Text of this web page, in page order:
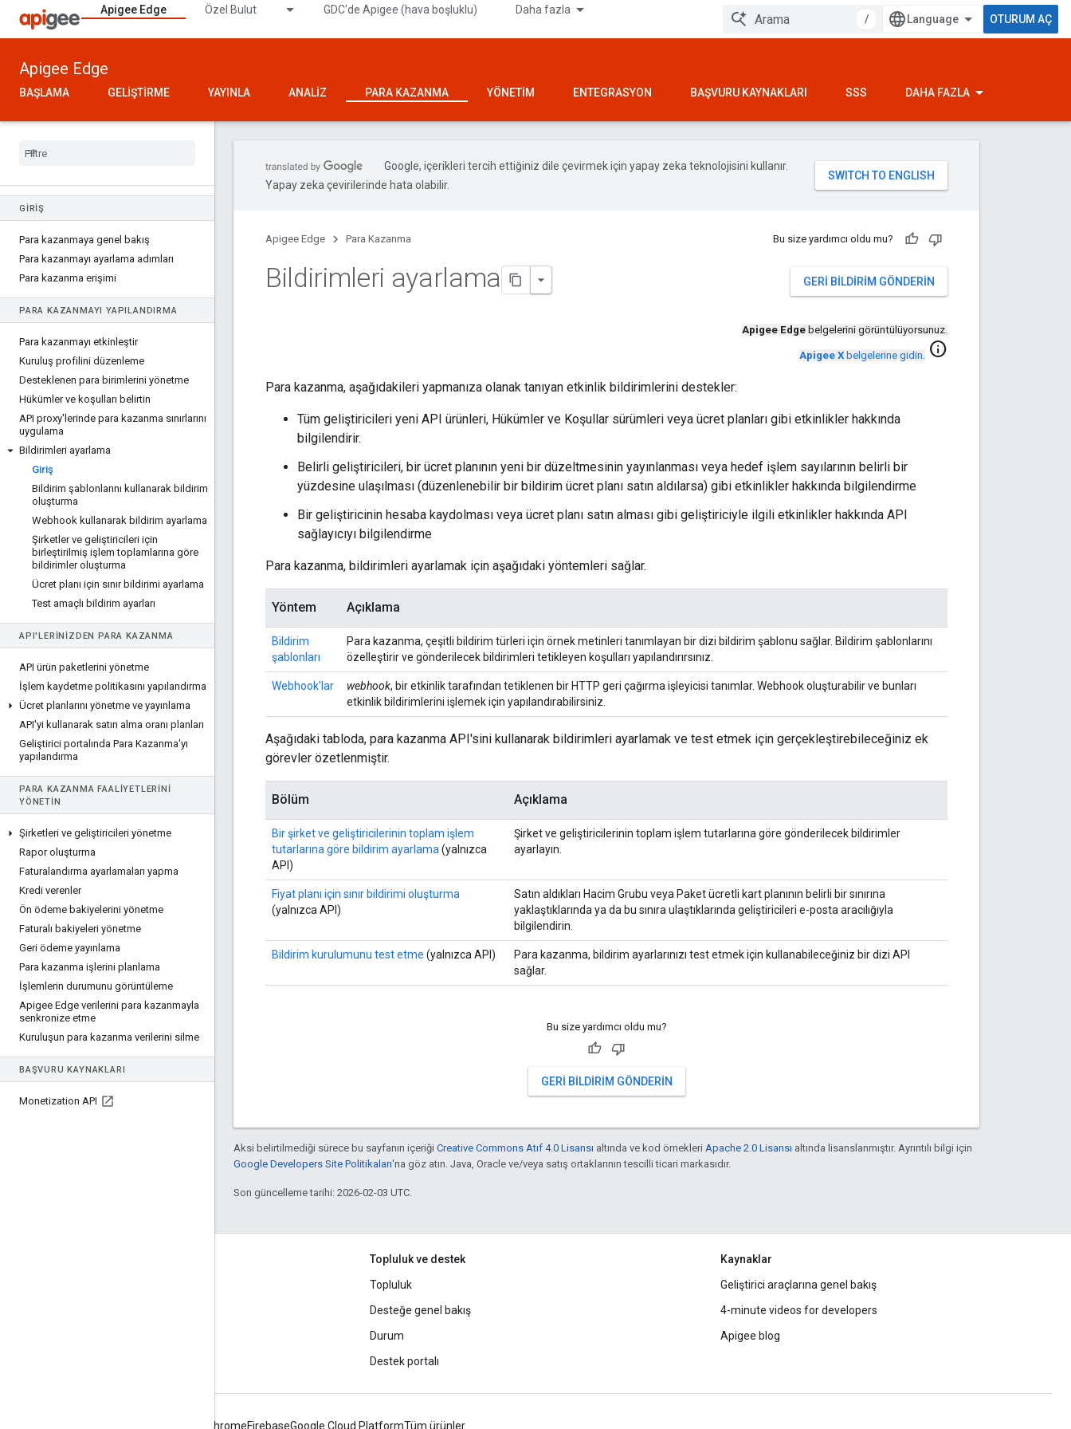
Apigee Edge Özel Bulut GDC'de Apigee (hava boşluklu) Daha fazla
/ OTURUM AÇ
Apigee Edge
BAŞLAMA GELIŞTIRME YAYINLA ANALIZ PARA KAZANMA YÖNETIM ENTEGRASYON BAŞVURU KAYNAKLARI SSS DAHA FAZLA
GIRIŞ
Para kazanmaya genel bakış
Para kazanmayı ayarlama adımları
Para kazanma erişimi
PARA KAZANMAYI YAPILANDIRMA
Para kazanmayı etkinleştir
Kuruluş profilini düzenleme
Desteklenen para birimlerini yönetme
Hükümler ve koşulları belirtin
API proxy'lerinde para kazanma sınırlarını
uygulama
Bildirimleri ayarlama
Giriş
Bildirim şablonlarını kullanarak bildirim
oluşturma
Webhook kullanarak bildirim ayarlama
Şirketler ve geliştiricileri için
birleştirilmiş işlem toplamlarına göre
bildirimler oluşturma
Ücret planı için sınır bildirimi ayarlama
Test amaçlı bildirim ayarları
API'LERINIZDEN PARA KAZANMA
API ürün paketlerini yönetme
İşlem kaydetme politikasını yapılandırma
Ücret planlarını yönetme ve yayınlama
API'yi kullanarak satın alma oranı planları
Geliştirici portalında Para Kazanma'yı
yapılandırma
PARA KAZANMA FAALIYETLERINI
YÖNETIN
Şirketleri ve geliştiricileri yönetme
Rapor oluşturma
Faturalandırma ayarlamaları yapma
Kredi verenler
Ön ödeme bakiyelerini yönetme
Faturalı bakiyeleri yönetme
Geri ödeme yayınlama
Para kazanma işlerini planlama
İşlemlerin durumunu görüntüleme
Apigee Edge verilerini para kazanmayla
senkronize etme
Kuruluşun para kazanma verilerini silme
BAŞVURU KAYNAKLARI
Monetization API
Google, içerikleri tercih ettiğiniz dile çevirmek için yapay zeka teknolojisini kullanır.
Yapay zeka çevirilerinde hata olabilir.
Apigee Edge Para Kazanma Bu size yardımcı oldu mu?
GERI BILDIRIM GÖNDERIN
Bildirimleri ayarlama
Apigee Edge belgelerini görüntülüyorsunuz.
Apigee X belgelerine gidin. info
Para kazanma, aşağıdakileri yapmanıza olanak tanıyan etkinlik bildirimlerini destekler:
Tüm geliştiricileri yeni API ürünleri, Hükümler ve Koşullar sürümleri veya ücret planları gibi etkinlikler hakkında
bilgilendirir.
Belirli geliştiricileri, bir ücret planının yeni bir düzeltmesinin yayınlanması veya hedef işlem sayılarının belirli bir
yüzdesine ulaşılması (düzenlenebilir bir bildirim ücret planı satın aldılarsa) gibi etkinlikler hakkında bilgilendirme
Bir geliştiricinin hesaba kaydolması veya ücret planı satın alması gibi geliştiriciyle ilgili etkinlikler hakkında API
sağlayıcıyı bilgilendirme
Para kazanma, bildirimleri ayarlamak için aşağıdaki yöntemleri sağlar.
Yöntem Açıklama
Bildirim
şablonları
Para kazanma, çeşitli bildirim türleri için örnek metinleri tanımlayan bir dizi bildirim şablonu sağlar. Bildirim şablonlarını
özelleştirir ve gönderilecek bildirimleri tetikleyen koşulları yapılandırırsınız.
Webhook'lar webhook, bir etkinlik tarafından tetiklenen bir HTTP geri çağırma işleyicisi tanımlar. Webhook oluşturabilir ve bunları
etkinlik bildirimlerini işlemek için yapılandırabilirsiniz.
Aşağıdaki tabloda, para kazanma API'sini kullanarak bildirimleri ayarlamak ve test etmek için gerçekleştirebileceğiniz ek
görevler özetlenmiştir.
Bölüm Açıklama
Bir şirket ve geliştiricilerinin toplam işlem
tutarlarına göre bildirim ayarlama (yalnızca
API)
Şirket ve geliştiricilerinin toplam işlem tutarlarına göre gönderilecek bildirimler
ayarlayın.
Fiyat planı için sınır bildirimi oluşturma
(yalnızca API)
Satın aldıkları Hacim Grubu veya Paket ücretli kart planının belirli bir sınırına
yaklaştıklarında ya da bu sınıra ulaştıklarında geliştiricileri e-posta aracılığıyla
bilgilendirin.
Bildirim kurulumunu test etme (yalnızca API)
Para kazanma, bildirim ayarlarınızı test etmek için kullanabileceğiniz bir dizi API
sağlar.
Bu size yardımcı oldu mu?
GERI BILDIRIM GÖNDERIN
Aksi belirtilmediği sürece bu sayfanın içeriği Creative Commons Atıf 4.0 Lisansı altında ve kod örnekleri Apache 2.0 Lisansı altında lisanslanmıştır. Ayrıntılı bilgi için
Google Developers Site Politikaları'na göz atın. Java, Oracle ve/veya satış ortaklarının tescilli ticari markasıdır.
Son güncelleme tarihi: 2026-02-03 UTC.
Topluluk ve destek
Topluluk
Desteğe genel bakış
Durum
Destek portalı
Kaynaklar
Geliştirici araçlarına genel bakış
4-minute videos for developers
Apigee blog
ChromeFirebaseGoogle Cloud PlatformTüm ürünler